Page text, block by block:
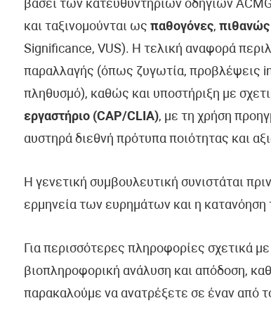
βάσει των κατευθυντήριων οδηγιών
και ταξινομούνται ως παθογόνες,
Significance, VUS). Η τελική αναφορά
παραλλαγής (όπως ζυγωτία, προβλέψεις
πληθυσμό), καθώς και υποστήριξη με
εργαστήριο (CAP/CLIA), με τη χρήση
αυστηρά διεθνή πρότυπα ποιότητας και
Η γενετική συμβουλευτική συνιστάται
ερμηνεία των ευρημάτων και η
Για περισσότερες πληροφορίες σχετικά
βιοπληροφορική ανάλυση και απόδοση,
παρακαλούμε να ανατρέξετε σε έναν από